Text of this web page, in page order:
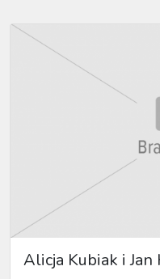
Alicja Kubiak i Jan